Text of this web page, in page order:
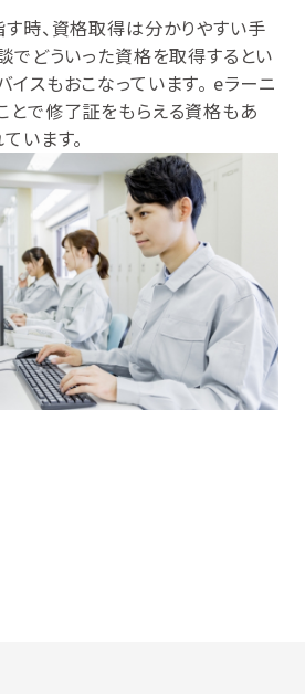
す時、資格取得は分かりやすい手
でどういった資格を取得するとい
スもおこなっています。 eラーニ
とで修了証をもらえる資格もあ
います。